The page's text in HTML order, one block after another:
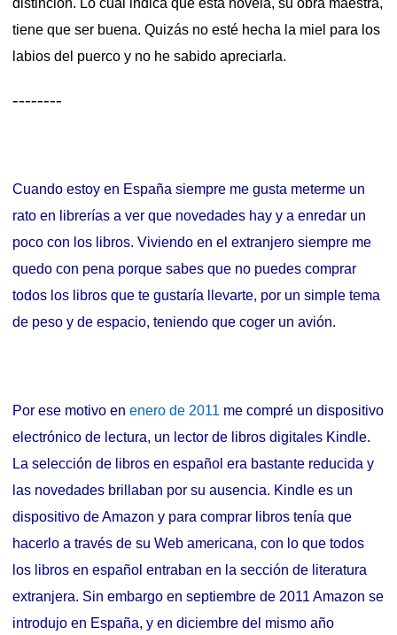
tiene que ser buena. Quizás no esté hecha la miel para los
labios del puerco y no he sabido apreciarla.
--------
Cuando estoy en España siempre me gusta meterme un
rato en librerías a ver que novedades hay y a enredar un
poco con los libros. Viviendo en el extranjero siempre me
quedo con pena porque sabes que no puedes comprar
todos los libros que te gustaría llevarte, por un simple tema
de peso y de espacio, teniendo que coger un avión.
Por ese motivo en enero de 2011 me compré un dispositivo
electrónico de lectura, un lector de libros digitales Kindle.
La selección de libros en español era bastante reducida y
las novedades brillaban por su ausencia. Kindle es un
dispositivo de Amazon y para comprar libros tenía que
hacerlo a través de su Web americana, con lo que todos
los libros en español entraban en la sección de literatura
extranjera. Sin embargo en septiembre de 2011 Amazon se
introdujo en España, y en diciembre del mismo año